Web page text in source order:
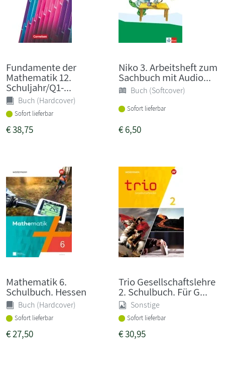
Fundamente der
Mathematik 12.
Schuljahr/Q1-...
Buch (Hardcover)
Sofort lieferbar
€38,75
Niko 3. Arbeitsheft zum
Sachbuch mit Audio...
Buch (Softcover)
Sofort lieferbar
€6,50
Mathematik 6.
Schulbuch. Hessen
Buch (Hardcover)
Sofort lieferbar
€27,50
Trio Gesellschaftslehre
2. Schulbuch. Für G...
Sonstige
Sofort lieferbar
€30,95